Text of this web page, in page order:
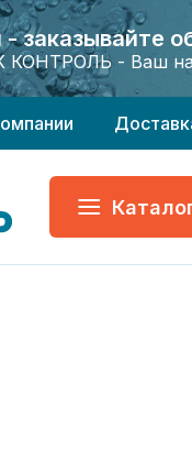
заказывайте
КОНТРОЛЬ - Ваш
учета?
заказывайте
КОНТРОЛЬ - Ваш
учета?